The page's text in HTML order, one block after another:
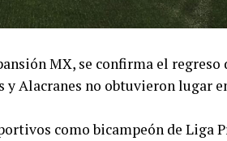
MX, se confirma el regreso
y Alacranes no obtuvieron lugar
como bicampeón de Liga